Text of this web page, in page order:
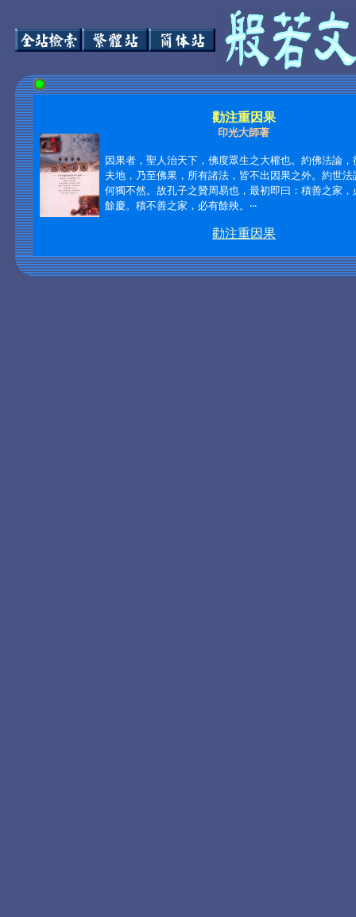
勸注重因果
印光大師著
因果者，聖人治天下，佛度眾生之大權也。約佛法論，
夫地，乃至佛果，所有諸法，皆不出因果之外。約世法
何獨不然。故孔子之贊周易也，最初即曰：積善之家，
餘慶。積不善之家，必有餘殃。‧‧‧
勸注重因果